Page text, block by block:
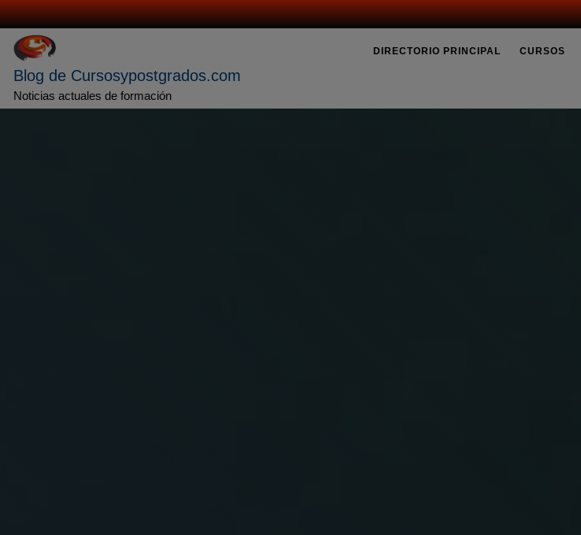
Saltar
al
contenido
Blog de Cursosypostgrados.com
Noticias actuales de formación
DIRECTORIO PRINCIPAL CURSOS